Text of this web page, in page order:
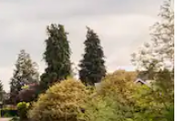
i dodirom ili prelaskom